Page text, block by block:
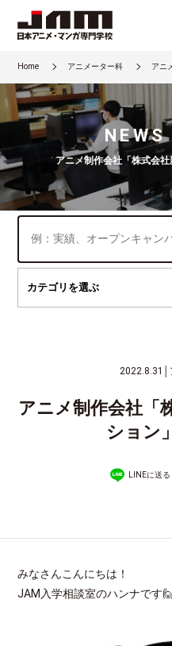
Home アニメーター科 アニ
アニメ制作会社「株式会
2022.8.31
アニメ制作会社「
ション
LINEに送る
みなさんこんにちは！
JAM入学相談室のハンナです🙋